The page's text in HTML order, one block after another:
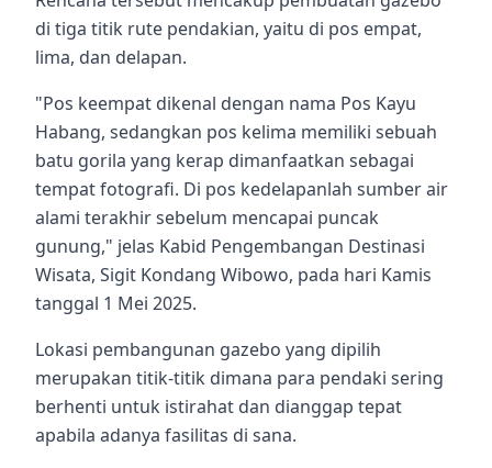
di tiga titik rute pendakian, yaitu di pos empat,
lima, dan delapan.
"Pos keempat dikenal dengan nama Pos Kayu
Habang, sedangkan pos kelima memiliki sebuah
batu gorila yang kerap dimanfaatkan sebagai
tempat fotografi. Di pos kedelapanlah sumber air
alami terakhir sebelum mencapai puncak
gunung," jelas Kabid Pengembangan Destinasi
Wisata, Sigit Kondang Wibowo, pada hari Kamis
tanggal 1 Mei 2025.
Lokasi pembangunan gazebo yang dipilih
merupakan titik-titik dimana para pendaki sering
berhenti untuk istirahat dan dianggap tepat
apabila adanya fasilitas di sana.